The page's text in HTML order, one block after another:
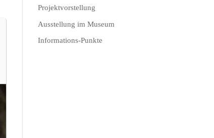
Projektvorstellung
Ausstellung im Museum
Informations-Punkte